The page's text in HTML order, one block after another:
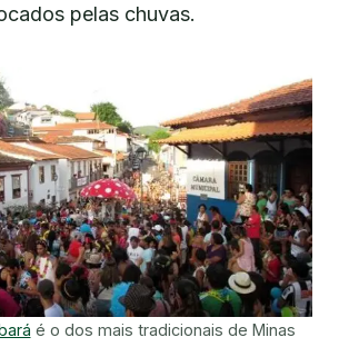
pelas chuvas.
é o dos mais tradicionais de Minas